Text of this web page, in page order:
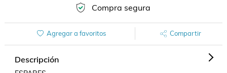
Compra segura
Agregar a favoritos Compartir
Descripción